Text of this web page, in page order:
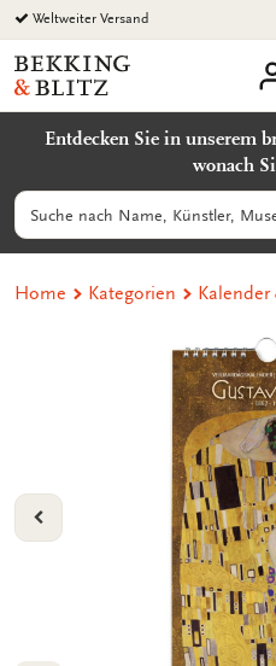
Zurück
zum
Inhalt
Weltweiter Versand
Bekking
&
Uitgevers
Entdecken Sie in unserem
wonach
Suchen
Home Kategorien
VORIGE